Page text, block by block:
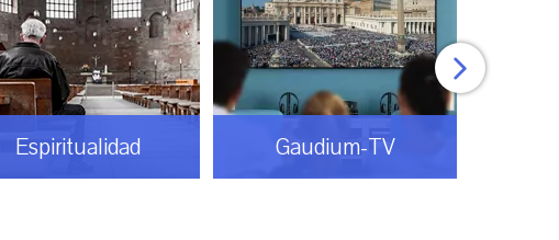
Espiritualidad Gaudium-TV